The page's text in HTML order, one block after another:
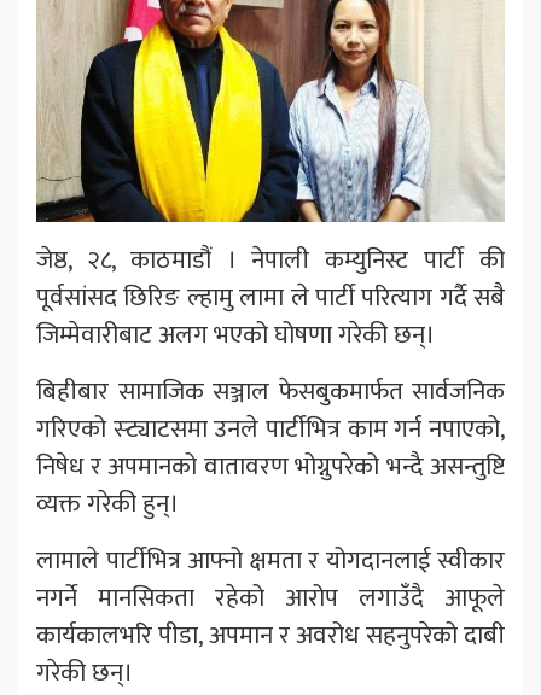
जेष्ठ, २८, काठमाडौं । नेपाली कम्युनिस्ट पार्टी की
पूर्वसांसद छिरिङ ल्हामु लामा ले पार्टी परित्याग गर्दै सबै
जिम्मेवारीबाट अलग भएको घोषणा गरेकी छन्।
बिहीबार सामाजिक सञ्जाल फेसबुकमार्फत सार्वजनिक
गरिएको स्ट्याटसमा उनले पार्टीभित्र काम गर्न नपाएको,
निषेध र अपमानको वातावरण भोग्नुपरेको भन्दै असन्तुष्टि
व्यक्त गरेकी हुन्।
लामाले पार्टीभित्र आफ्नो क्षमता र योगदानलाई स्वीकार
नगर्ने मानसिकता रहेको आरोप लगाउँदै आफूले
कार्यकालभरि पीडा, अपमान र अवरोध सहनुपरेको दाबी
गरेकी छन्।